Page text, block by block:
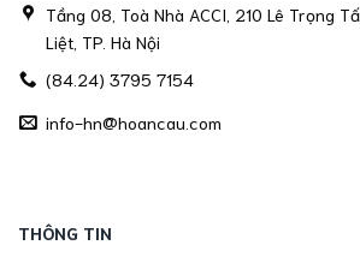
Tầng 08, Toà Nhà ACCI, 210 Lê Trọng
Liệt, TP. Hà Nội
(84.24) 3795 7154
info-hn@hoancau.com
THÔNG TIN